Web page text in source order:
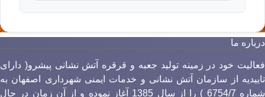
ما
خود در زمینه تولید جعبه و قرقره آتش نشانی پیشرو( دارای
از سازمان آتش نشانی و خدمات ایمنی شهرداری اصفهان به
شماره 6754/7 ) را از سال 1385 آغاز نموده و از آن زمان در حال